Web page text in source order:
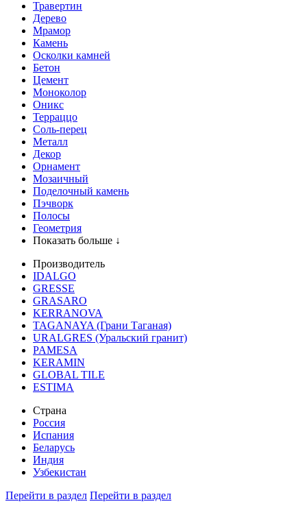
Травертин
Дерево
Мрамор
Камень
Осколки камней
Бетон
Цемент
Моноколор
Оникс
Терраццо
Соль-перец
Металл
Декор
Орнамент
Мозаичный
Поделочный камень
Пэчворк
Полосы
Геометрия
Показать больше ↓
Производитель
IDALGO
GRESSE
GRASARO
KERRANOVA
TAGANAYA (Грани Таганая)
URALGRES (Уральский гранит)
PAMESA
KERAMIN
GLOBAL TILE
ESTIMA
Страна
Россия
Испания
Беларусь
Индия
Узбекистан
Перейти в раздел Перейти в раздел